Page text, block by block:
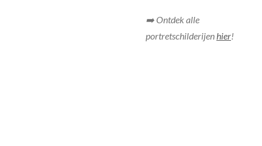
➡️ Ontdek alle
portretschilderijenhier!